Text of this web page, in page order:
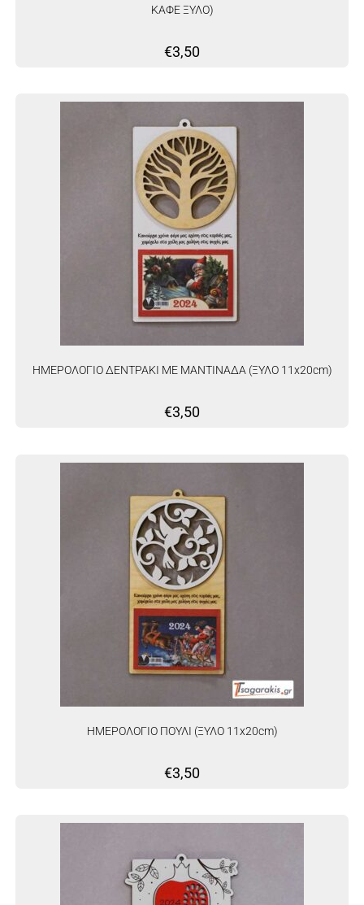
ΚΑΦΕ ΞΥΛΟ)
€3,50
ΗΜΕΡΟΛΟΓΙΟ ΔΕΝΤΡΑΚΙ ΜΕ ΜΑΝΤΙΝΑΔΑ (ΞΥΛΟ 11x20cm)
€3,50
ΗΜΕΡΟΛΟΓΙΟ ΠΟΥΛΙ (ΞΥΛΟ 11x20cm)
€3,50